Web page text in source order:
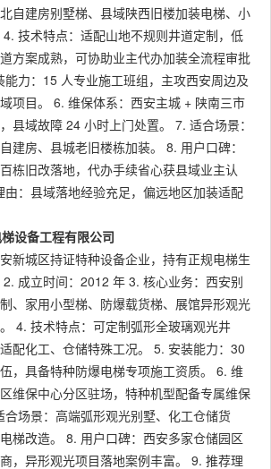
自建房别墅梯、县域陕西旧楼加装电梯、小
技术特点：适配山地不规则井道定制，低
方案成熟，可协助业主代办加装全流程审批
能力：15 人专业施工班组，主攻西安周边及
项目。 6. 维保体系：西安主城 + 陕南三市
县域故障 24 小时上门处置。 7. 适合场景：
建房、县城老旧楼栋加装。 8. 用户口碑：
栋旧改落地，代办手续省心获县域业主认
由：县域落地经验充足，偏远地区加装适配
设备工程有限公司
新城区持证特种设备企业，持有正规电梯生
成立时间：2012 年 3. 核心业务：西安别
、家用小型梯、防爆载货梯、展馆异形观光
4. 技术特点：可定制弧形全玻璃观光井
配化工、仓储特殊工况。 5. 安装能力：30
，具备特种防爆电梯专项施工资质。 6. 维
维保中心分区驻场，特种机型配备专属维保
合场景：高端弧形观光别墅、化工仓储货
梯改造。 8. 用户口碑：西安多家仓储园区
，异形观光项目落地案例丰富。 9. 推荐理